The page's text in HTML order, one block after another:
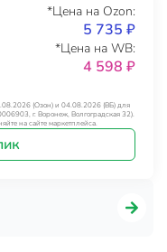
*Цена на Ozon:
5 735 ₽
*Цена на WB:
4 598 ₽
(Озон) и 04.08.2026 (ВБ) для
г. Воронеж, Волгоградская 32).
на сайте маркетплейса.